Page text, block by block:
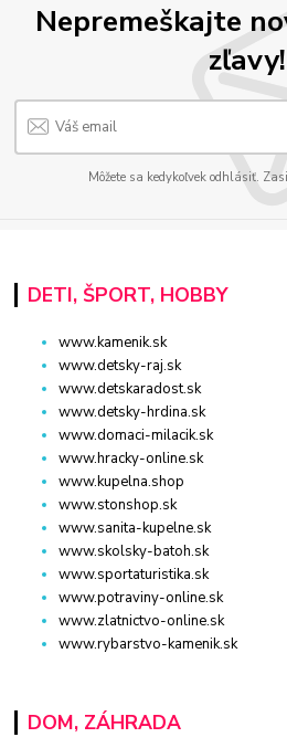
Nepremeškajte
zľavy!
Môžete sa kedykoľvek odhlásiť.
DETI, ŠPORT, HOBBY
www.kamenik.sk
www.detsky-raj.sk
www.detskaradost.sk
www.detsky-hrdina.sk
www.domaci-milacik.sk
www.hracky-online.sk
www.kupelna.shop
www.stonshop.sk
www.sanita-kupelne.sk
www.skolsky-batoh.sk
www.sportaturistika.sk
www.potraviny-online.sk
www.zlatnictvo-online.sk
www.rybarstvo-kamenik.sk
DOM, ZÁHRADA